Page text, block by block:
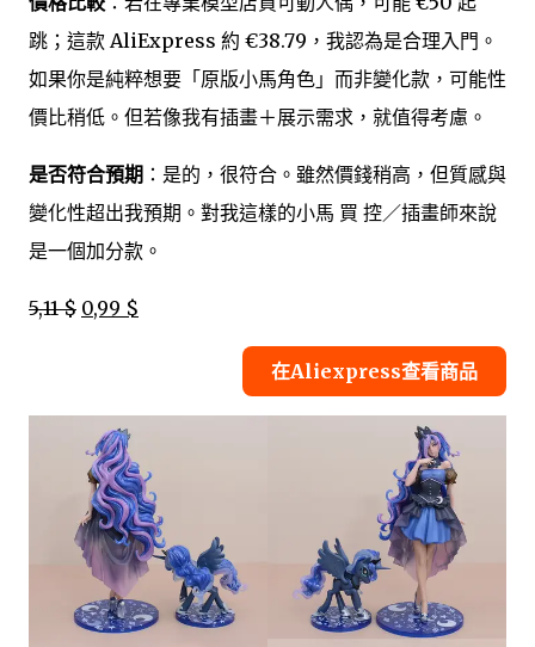
跳；這款 AliExpress 約 €38.79，我認為是合理入門。
如果你是純粹想要「原版小馬角色」而非變化款，可能性
價比稍低。但若像我有插畫＋展示需求，就值得考慮。
是否符合預期 ：是的，很符合。雖然價錢稍高，但質感與
變化性超出我預期。對我這樣的小馬 買 控／插畫師來說
是一個加分款。
5,11 $ 0,99 $
在Aliexpress查看商品